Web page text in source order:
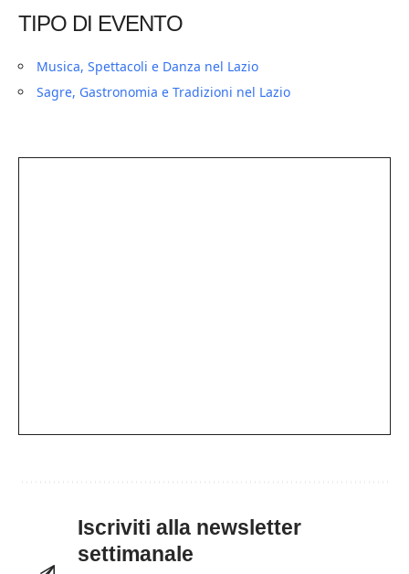
TIPO DI EVENTO
Musica, Spettacoli e Danza nel Lazio
Sagre, Gastronomia e Tradizioni nel Lazio
Iscriviti alla newsletter
settimanale